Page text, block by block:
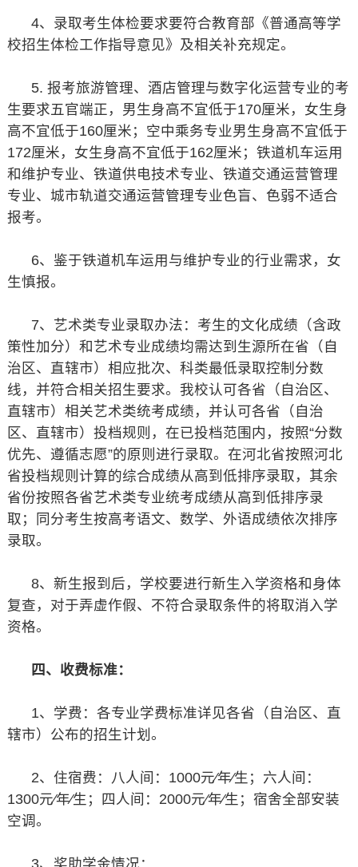
4、录取考生体检要求要符合教育部《普通高等学
校招生体检工作指导意见》及相关补充规定。
5. 报考旅游管理、酒店管理与数字化运营专业的考
生要求五官端正，男生身高不宜低于170厘米，女生身
高不宜低于160厘米；空中乘务专业男生身高不宜低于
172厘米，女生身高不宜低于162厘米；铁道机车运用
和维护专业、铁道供电技术专业、铁道交通运营管理
专业、城市轨道交通运营管理专业色盲、色弱不适合
报考。
6、鉴于铁道机车运用与维护专业的行业需求，女
生慎报。
7、艺术类专业录取办法：考生的文化成绩（含政
策性加分）和艺术专业成绩均需达到生源所在省（自
治区、直辖市）相应批次、科类最低录取控制分数
线，并符合相关招生要求。我校认可各省（自治区、
直辖市）相关艺术类统考成绩，并认可各省（自治
区、直辖市）投档规则，在已投档范围内，按照“分数
优先、遵循志愿”的原则进行录取。在河北省按照河北
省投档规则计算的综合成绩从高到低排序录取，其余
省份按照各省艺术类专业统考成绩从高到低排序录
取；同分考生按高考语文、数学、外语成绩依次排序
录取。
8、新生报到后，学校要进行新生入学资格和身体
复查，对于弄虚作假、不符合录取条件的将取消入学
资格。
四、收费标准：
1、学费：各专业学费标准详见各省（自治区、直
辖市）公布的招生计划。
2、住宿费：八人间：1000元∕年∕生；六人间：
1300元∕年∕生；四人间：2000元∕年∕生；宿舍全部安装
空调。
3、奖助学金情况：